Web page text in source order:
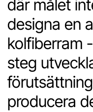
där målet
designa en
kolfiberram
steg
producera